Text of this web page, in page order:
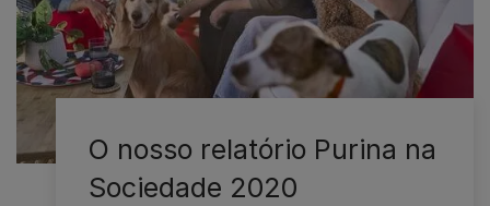
O nosso relatório Purina na
Sociedade 2020